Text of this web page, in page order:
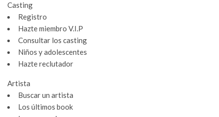
Casting
Registro
Hazte miembro V.I.P
Consultar los casting
Niños y adolescentes
Hazte reclutador
Artista
Buscar un artista
Los últimos book